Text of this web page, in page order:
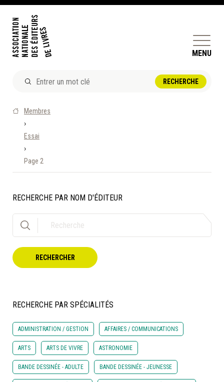
MENU
DOSSIERS ET ENJEUX
ÊTRE ÉDITEUR·TRICE
PERFECTIONNEMENT
ET SERVICES AUX MEMBRES
À LA POINTE DE LA PROFESSION
RÉPERTOIRE DES MEMBRES
CALENDRIER
Membres
›
Essai
›
Page 2
RECHERCHE PAR NOM D'ÉDITEUR
RECHERCHER
RECHERCHE PAR SPÉCIALITÉS
ADMINISTRATION / GESTION AFFAIRES / COMMUNICATIONS
ARTS ARTS DE VIVRE ASTRONOMIE
BANDE DESSINÉE - ADULTE BANDE DESSINÉE - JEUNESSE